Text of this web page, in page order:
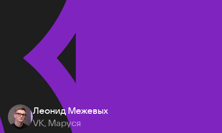
Леонид Межевых
VK, Маруся